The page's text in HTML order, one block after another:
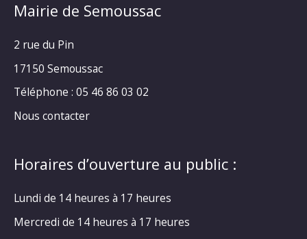
Mairie de Semoussac
2 rue du Pin
17150 Semoussac
Téléphone : 05 46 86 03 02
Nous contacter
Horaires d’ouverture au public :
Lundi de 14 heures à 17 heures
Mercredi de 14 heures à 17 heures